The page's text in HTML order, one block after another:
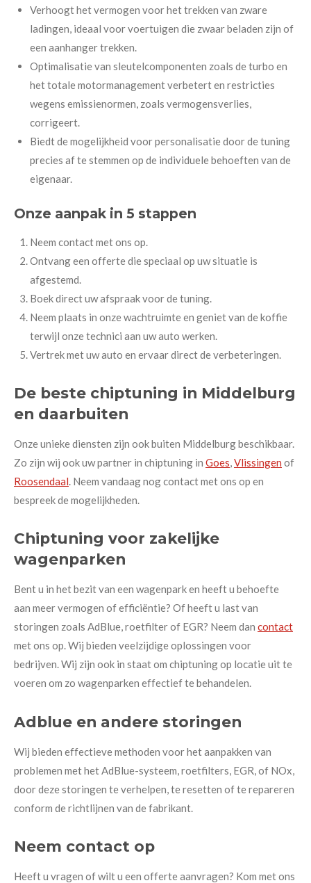
Verhoogt het vermogen voor het trekken van zware
ladingen, ideaal voor voertuigen die zwaar beladen zijn of
een aanhanger trekken.
Optimalisatie van sleutelcomponenten zoals de turbo en
het totale motormanagement verbetert en restricties
wegens emissienormen, zoals vermogensverlies,
corrigeert.
Biedt de mogelijkheid voor personalisatie door de tuning
precies af te stemmen op de individuele behoeften van de
eigenaar.
Onze aanpak in 5 stappen
Neem contact met ons op.
Ontvang een offerte die speciaal op uw situatie is
afgestemd.
Boek direct uw afspraak voor de tuning.
Neem plaats in onze wachtruimte en geniet van de koffie
terwijl onze technici aan uw auto werken.
Vertrek met uw auto en ervaar direct de verbeteringen.
De beste chiptuning in Middelburg
en daarbuiten
Onze unieke diensten zijn ook buiten Middelburg beschikbaar.
Zo zijn wij ook uw partner in chiptuning in Goes,Vlissingen of
Roosendaal. Neem vandaag nog contact met ons op en
bespreek de mogelijkheden.
Chiptuning voor zakelijke
wagenparken
Bent u in het bezit van een wagenpark en heeft u behoefte
aan meer vermogen of efficiëntie? Of heeft u last van
storingen zoals AdBlue, roetfilter of EGR? Neem dan contact
met ons op. Wij bieden veelzijdige oplossingen voor
bedrijven. Wij zijn ook in staat om chiptuning op locatie uit te
voeren om zo wagenparken effectief te behandelen.
Adblue en andere storingen
Wij bieden effectieve methoden voor het aanpakken van
problemen met het AdBlue-systeem, roetfilters, EGR, of NOx,
door deze storingen te verhelpen, te resetten of te repareren
conform de richtlijnen van de fabrikant.
Neem contact op
Heeft u vragen of wilt u een offerte aanvragen? Kom met ons